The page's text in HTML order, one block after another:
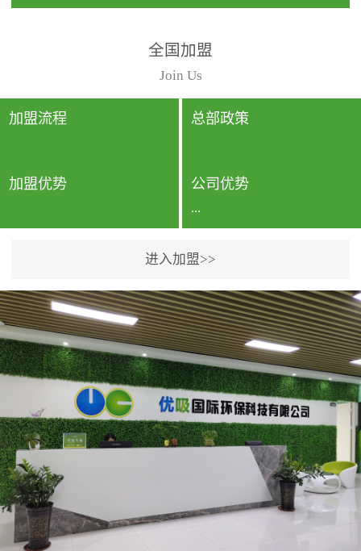
动，人类长时间停留的室
内空间都有整体消毒的需
要。因为空间内人流携带
的、空气...
行国家规定的标准检测方
法，空气采样量准确，检
测结果可靠，远胜于其他
检测...
全国加盟
Join Us
加盟流程 总部政策
加盟优势 公司优势
...
专利保护优势、双甲资质
企业（“室内环境净化治理
甲级施工资质”“室内环境
污染治理资质等级证
书”）、拥有多名高级《环
境工程高级工程师》室内
空气治理资格认证的治理
人员、掌握室内空气净化
治理实用技术和五项专利
技术、八项计算机软件著
作权登记证书等。研发实
进入加盟>>